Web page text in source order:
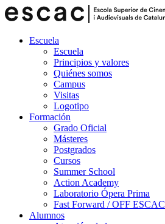
Escuela
Escuela
Principios y valores
Quiénes somos
Campus
Visitas
Logotipo
Formación
Grado Oficial
Másteres
Postgrados
Cursos
Summer School
Action Academy
Laboratorio Ópera Prima
Fast Forward / OFF ESCAC
Alumnos